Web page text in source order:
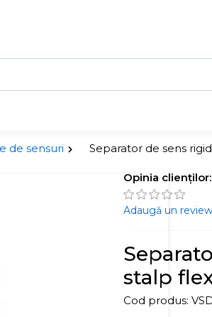
de sensuri Separator de sens
Opinia clienților:
Adaugă un review
stalp
Cod produs: